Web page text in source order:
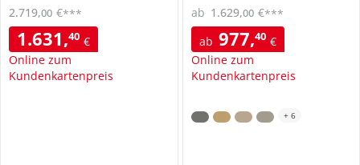
1.631,40 €
Online zum
Kundenkartenpreis
2.719,00 €***
ab 977,40 €
Online zum
Kundenkartenpreis
ab 1.629,00 €***
+ 6